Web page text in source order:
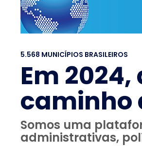
5.568 MUNICÍPIOS BRASILEIROS
Em
caminho
Somos uma
administrativas,